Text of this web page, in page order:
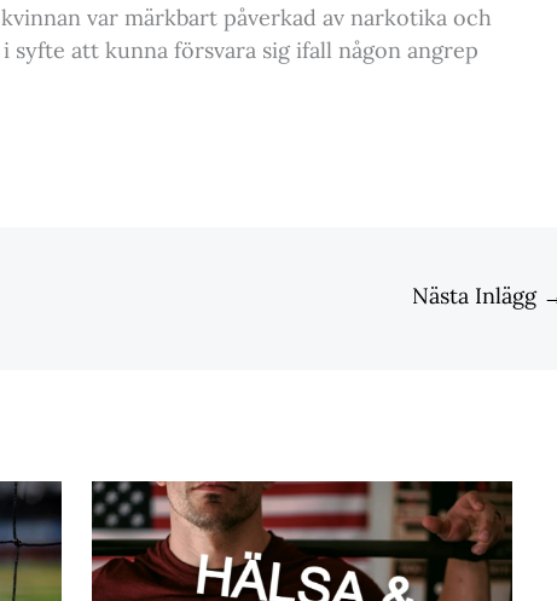
var märkbart påverkad av narkotika och
syfte att kunna försvara sig ifall någon angrep
Nästa Inlägg